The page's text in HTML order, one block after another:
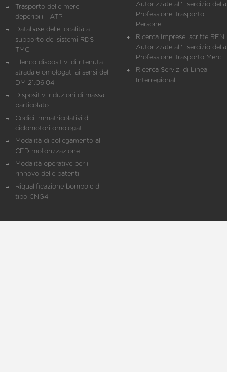
Trasporto delle merci
deperibili - ATP
Database delle località a
supporto dei sistemi RDS
TMC
Elenco dispositivi di ritenuta
stradale omologati ai sensi del
DM 21.06.04
Dispositivi riduzioni di massa
particolato
Codici immatricolativi di
ciclomotori omologati
Modalità di collegamento al
CED motorizzazione
Modalità operative per il
rinnovo delle patenti
Riqualificazione bombole di
tipo CNG4
Autorizzate all'Esercizio della
Professione Trasporto
Persone
Ricerca Imprese iscritte REN
Autorizzate all'Esercizio della
Professione Trasporto Merci
Ricerca Servizi di Linea
Interregionali